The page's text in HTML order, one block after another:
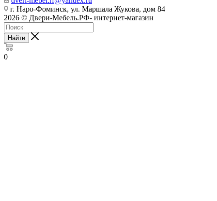
г. Наро-Фоминск, ул. Маршала Жукова, дом 84
2026 © Двери-Мебель.РФ- интернет-магазин
Найти
0